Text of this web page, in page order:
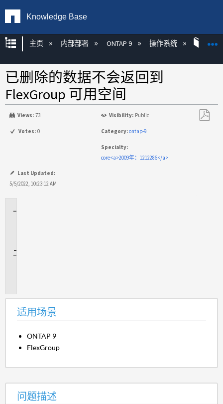
Knowledge Base
扩展/隐缩全局层次
主页 内部部署 ONTAP 9 操作系统
已删除的数据不会返回到
FlexGroup 可用空间
Views: 73 Visibility: Public
Votes: 0 Category:ontap-9
Specialty:
core<a>2009年：1212286</a>
Last Updated:
5/5/2022, 10:23:12 AM
适用场景
ONTAP 9
FlexGroup
问题描述